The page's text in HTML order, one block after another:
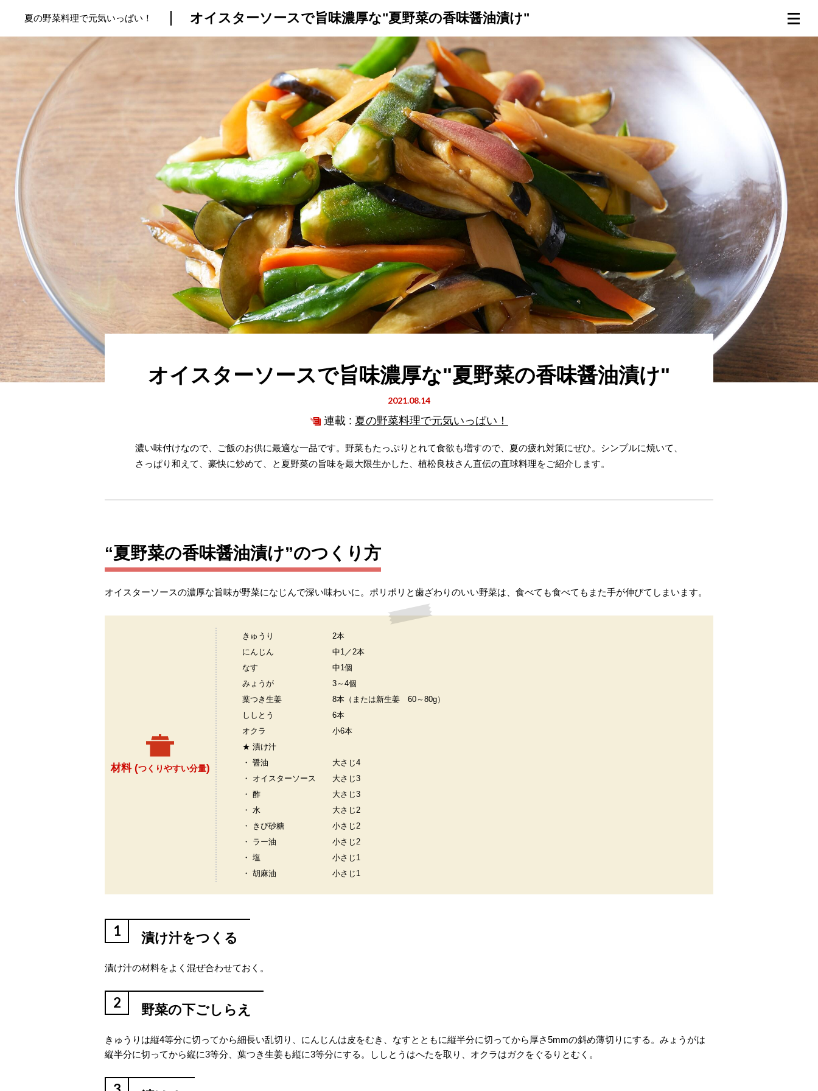
トップ プロが教えるレシピ 厳選！店探し 食のストーリー
夏の野菜料理で元気いっぱい！ オイスターソースで旨味濃厚な"夏野菜の香味醤油漬け"
オイスターソースで旨味濃厚な"夏野菜の香味醤油漬け"
2021.08.14
連載 : 夏の野菜料理で元気いっぱい！
濃い味付けなので、ご飯のお供に最適な一品です。野菜もたっぷりとれて食欲も増すので、夏の疲れ対策にぜひ。シンプルに焼いて、
さっぱり和えて、豪快に炒めて、と夏野菜の旨味を最大限生かした、植松良枝さん直伝の直球料理をご紹介します。
“夏野菜の香味醤油漬け”のつくり方
オイスターソースの濃厚な旨味が野菜になじんで深い味わいに。ポリポリと歯ざわりのいい野菜は、食べても食べてもまた手が伸びてしまいます。
材料 (つくりやすい分量)
きゅうり
2本
にんじん
中1／2本
なす
中1個
みょうが
3～4個
葉つき生姜
8本（または新生姜 60～80g）
ししとう
6本
オクラ
小6本
★ 漬け汁
・ 醤油
大さじ4
・ オイスターソース
大さじ3
・ 酢
大さじ3
・ 水
大さじ2
・ きび砂糖
小さじ2
・ ラー油
小さじ2
・ 塩
小さじ1
・ 胡麻油
小さじ1
1 漬け汁をつくる
漬け汁の材料をよく混ぜ合わせておく。
2 野菜の下ごしらえ
きゅうりは縦4等分に切ってから細長い乱切り、にんじんは皮をむき、なすとともに縦半分に切ってから厚さ5mmの斜め薄切りにする。みょうがは
縦半分に切ってから縦に3等分、葉つき生姜も縦に3等分にする。ししとうはへたを取り、オクラはガクをぐるりとむく。